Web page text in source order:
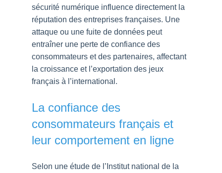
sécurité numérique influence directement la
réputation des entreprises françaises. Une
attaque ou une fuite de données peut
entraîner une perte de confiance des
consommateurs et des partenaires, affectant
la croissance et l’exportation des jeux
français à l’international.
La confiance des
consommateurs français et
leur comportement en ligne
Selon une étude de l’Institut national de la